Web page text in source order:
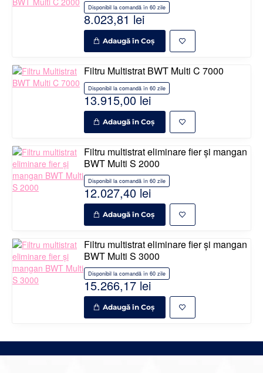
Disponibil la comandă în 60 zile
8.023,81 lei
Adaugă în Coş
Filtru Multistrat BWT Multi C 7000
Disponibil la comandă în 60 zile
13.915,00 lei
Adaugă în Coş
Filtru multistrat eliminare fier și mangan
BWT Multi S 2000
Disponibil la comandă în 60 zile
12.027,40 lei
Adaugă în Coş
Filtru multistrat eliminare fier și mangan
BWT Multi S 3000
Disponibil la comandă în 60 zile
15.266,17 lei
Adaugă în Coş